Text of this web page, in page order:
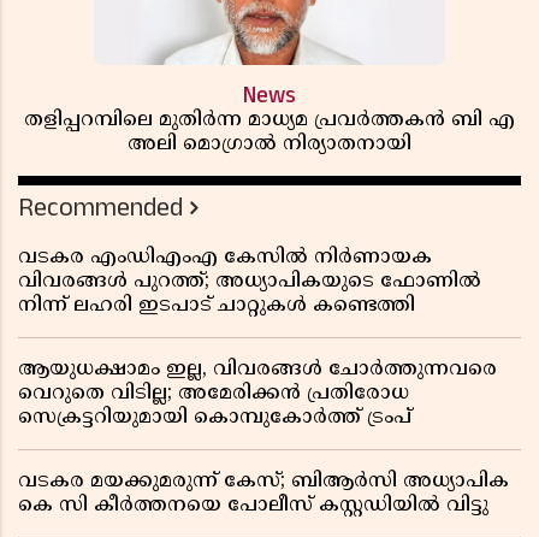
News
തളിപ്പറമ്പിലെ മുതിർന്ന മാധ്യമ പ്രവർത്തകൻ ബി എ
അലി മൊഗ്രാൽ നിര്യാതനായി
Recommended
വടകര എംഡിഎംഎ കേസിൽ നിർണായക
വിവരങ്ങൾ പുറത്ത്; അധ്യാപികയുടെ ഫോണിൽ
നിന്ന് ലഹരി ഇടപാട് ചാറ്റുകൾ കണ്ടെത്തി
ആയുധക്ഷാമം ഇല്ല, വിവരങ്ങൾ ചോർത്തുന്നവരെ
വെറുതെ വിടില്ല; അമേരിക്കൻ പ്രതിരോധ
സെക്രട്ടറിയുമായി കൊമ്പുകോർത്ത് ട്രംപ്
വടകര മയക്കുമരുന്ന് കേസ്; ബിആർസി അധ്യാപിക
കെ സി കീർത്തനയെ പോലീസ് കസ്റ്റഡിയിൽ വിട്ടു